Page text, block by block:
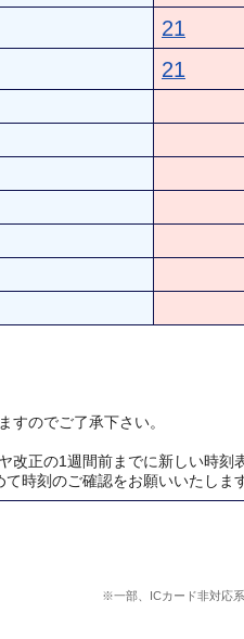
21
21
のでご了承下さい。
改正の1週間前までに新しい時刻
時刻のご確認をお願いいたします
※一部、ICカード非対応